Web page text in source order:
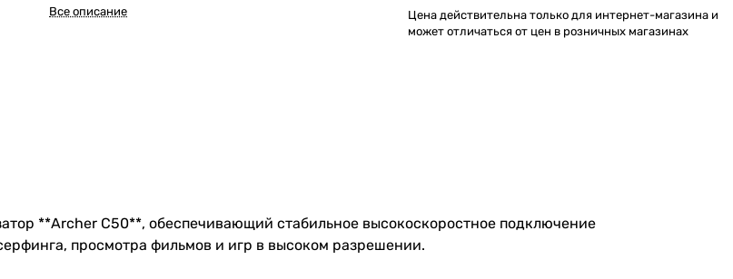
Все описание
Цена действительна только для интернет-магазина и
может отличаться от цен в розничных магазинах
**Archer C50**, обеспечивающий стабильное высокоскоростное подключение
просмотра фильмов и игр в высоком разрешении.